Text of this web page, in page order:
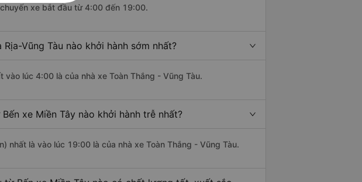
xe bắt đầu từ 4:00 đến 19:00.
Vũng Tàu nào khởi hành sớm nhất?
lúc 4:00 là của nhà xe Toàn Thắng - Vũng Tàu.
xe Miền Tây nào khởi hành trễ nhất?
nhất là vào lúc 19:00 là của nhà xe Toàn Thắng - Vũng Tàu.